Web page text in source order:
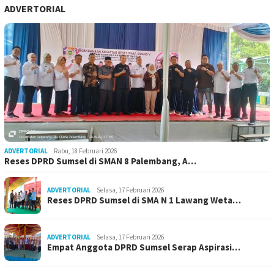
ADVERTORIAL
ADVERTORIAL Rabu, 18 Februari 2026
Reses DPRD Sumsel di SMAN 8 Palembang, A…
ADVERTORIAL Selasa, 17 Februari 2026
Reses DPRD Sumsel di SMA N 1 Lawang Weta…
ADVERTORIAL Selasa, 17 Februari 2026
Empat Anggota DPRD Sumsel Serap Aspirasi…